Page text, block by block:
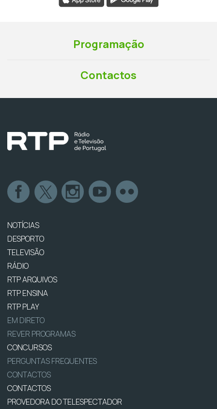
Programação
Contactos
NOTÍCIAS
DESPORTO
TELEVISÃO
RÁDIO
RTP ARQUIVOS
RTP ENSINA
RTP PLAY
EM DIRETO
REVER PROGRAMAS
CONCURSOS
PERGUNTAS FREQUENTES
CONTACTOS
CONTACTOS
PROVEDORA DO TELESPECTADOR